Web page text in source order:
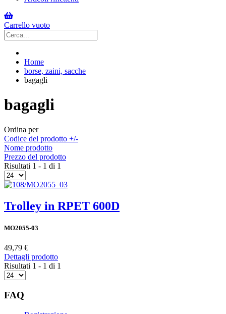
Carrello vuoto
Home
borse, zaini, sacche
bagagli
bagagli
Ordina per
Codice del prodotto +/-
Nome prodotto
Prezzo del prodotto
Risultati 1 - 1 di 1
Trolley in RPET 600D
MO2055-03
49,79 €
Dettagli prodotto
Risultati 1 - 1 di 1
FAQ